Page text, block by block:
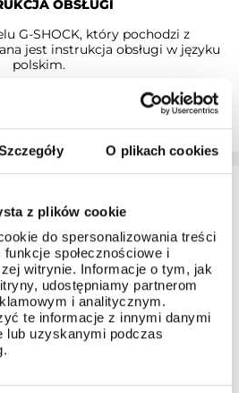
O plikach cookies
z plików cookie
do spersonalizowania treści
społecznościowe i
witrynie. Informacje o tym, jak
udostępniamy partnerom
i analitycznym.
te informacje z innymi danymi
lub uzyskanymi podczas
OBSŁUGI
G-SHOCK, który pochodzi z
jest instrukcja obsługi w języku
polskim.
obsługę nawet najbardziej
GWARANCJI
ulega przedłużeniu o kolejne 3 lata
w gwarancji trzyletniej jeśli
w terminie do 30 dni od daty